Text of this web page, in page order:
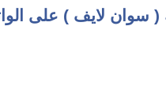
( سوان لايف ) على